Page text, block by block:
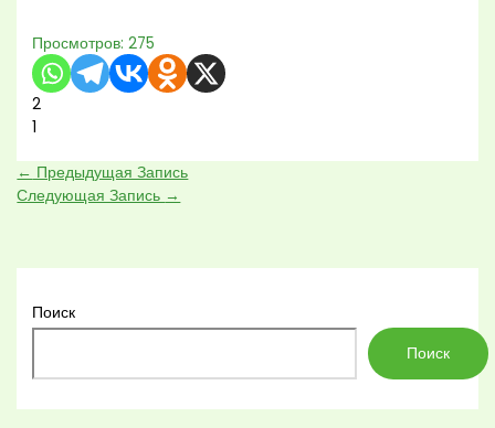
Просмотров: 275
2
1
← Предыдущая Запись
Следующая Запись →
Поиск
Поиск